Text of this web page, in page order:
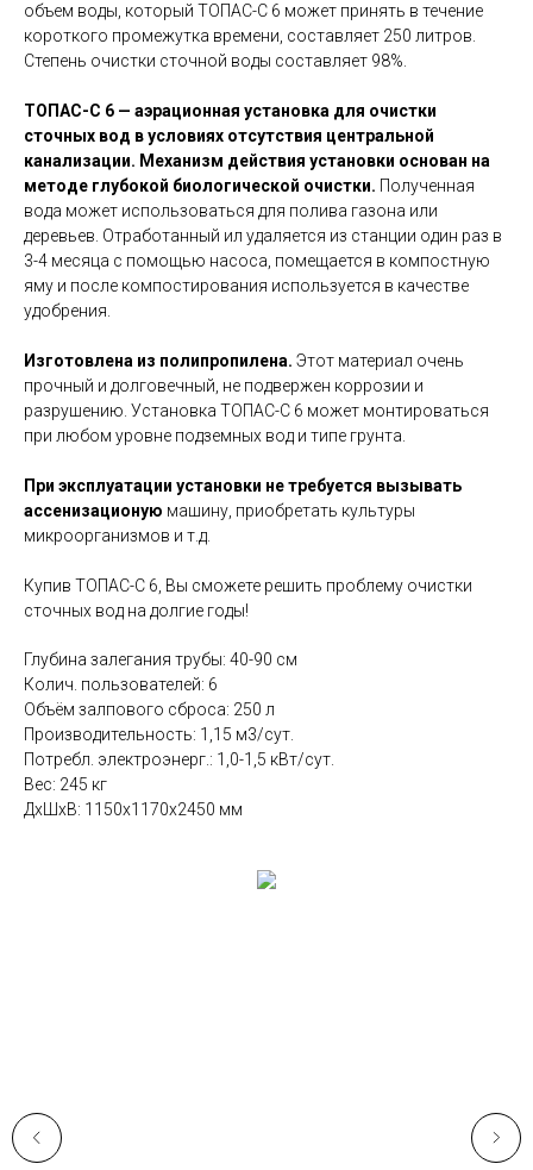
объем воды, который ТОПАС-С 6 может принять в течение
короткого промежутка времени, составляет 250 литров.
Степень очистки сточной воды составляет 98%.
ТОПАС-С 6 — аэрационная установка для очистки
сточных вод в условиях отсутствия центральной
канализации. Механизм действия установки основан на
методе глубокой биологической очистки. Полученная
вода может использоваться для полива газона или
деревьев. Отработанный ил удаляется из станции один раз в
3-4 месяца с помощью насоса, помещается в компостную
яму и после компостирования используется в качестве
удобрения.
Изготовлена из полипропилена. Этот материал очень
прочный и долговечный, не подвержен коррозии и
разрушению. Установка ТОПАС-С 6 может монтироваться
при любом уровне подземных вод и типе грунта.
При эксплуатации установки не требуется вызывать
ассенизационую машину, приобретать культуры
микроорганизмов и т.д.
Купив ТОПАС-С 6, Вы сможете решить проблему очистки
сточных вод на долгие годы!
Глубина залегания трубы: 40-90 см
Колич. пользователей: 6
Объём залпового сброса: 250 л
Производительность: 1,15 м3/сут.
Потребл. электроэнерг.: 1,0-1,5 кВт/сут.
Вес: 245 кг
ДxШxВ: 1150x1170x2450 мм